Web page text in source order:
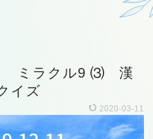
ミラクル9 ⑶ 漢
イズ
2020-03-11